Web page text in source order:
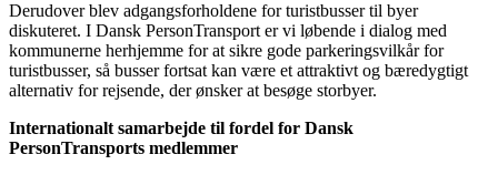
Derudover blev adgangsforholdene for turistbusser til byer
diskuteret. I Dansk PersonTransport er vi løbende i dialog med
kommunerne herhjemme for at sikre gode parkeringsvilkår for
turistbusser, så busser fortsat kan være et attraktivt og bæredygtigt
alternativ for rejsende, der ønsker at besøge storbyer.
Internationalt samarbejde til fordel for Dansk
PersonTransports medlemmer